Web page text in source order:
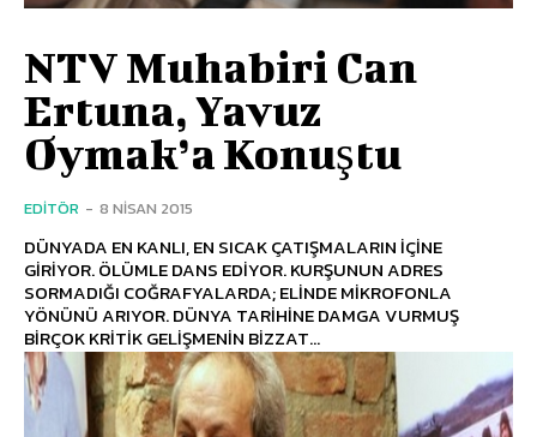
NTV Muhabiri Can
Ertuna, Yavuz
Oymak’a Konuştu
EDITÖR - 8 NISAN 2015
DÜNYADA EN KANLI, EN SICAK ÇATIŞMALARIN İÇİNE
GİRİYOR. ÖLÜMLE DANS EDİYOR. KURŞUNUN ADRES
SORMADIĞI COĞRAFYALARDA; ELİNDE MİKROFONLA
YÖNÜNÜ ARIYOR. DÜNYA TARİHİNE DAMGA VURMUŞ
BİRÇOK KRİTİK GELİŞMENİN BİZZAT...